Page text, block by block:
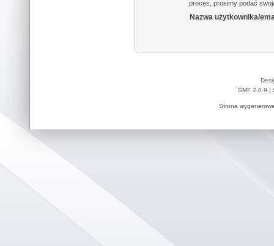
proces, prosimy podać
Nazwa użytkownika/
SMF 2.0.9
Strona